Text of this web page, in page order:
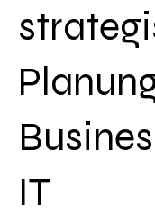
IT